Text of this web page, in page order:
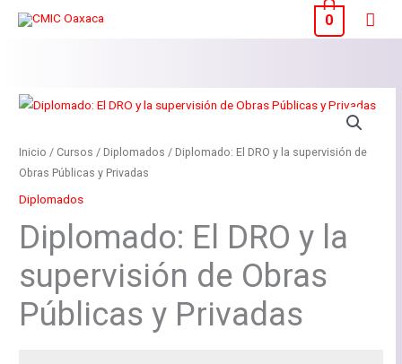
0
Inicio / Cursos / Diplomados / Diplomado: El DRO y la supervisión de
Obras Públicas y Privadas
Diplomados
Diplomado: El DRO y la
supervisión de Obras
Públicas y Privadas